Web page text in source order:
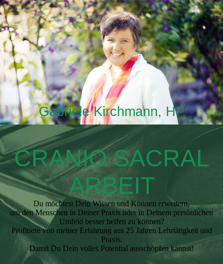
Gabriele Kirchmann, HP
CRANIO SACRAL
ARBEIT
Du möchtest Dein Wissen und Können erweitern,
um den Menschen in Deiner Praxis oder in Deinem persönlichen
Umfeld besser helfen zu können?
Profitiere von meiner Erfahrung aus 25 Jahren Lehrtätigkeit und
Praxis.
Damit Du Dein volles Potential ausschöpfen kannst!